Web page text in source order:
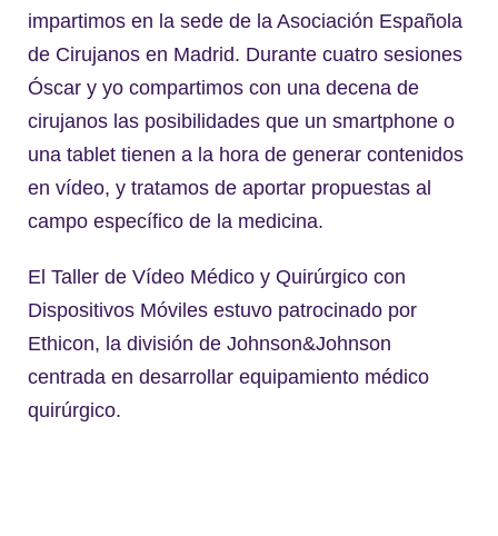
impartimos en la sede de la Asociación Española
de Cirujanos en Madrid. Durante cuatro sesiones
Óscar y yo compartimos con una decena de
cirujanos las posibilidades que un smartphone o
una tablet tienen a la hora de generar contenidos
en vídeo, y tratamos de aportar propuestas al
campo específico de la medicina.
El Taller de Vídeo Médico y Quirúrgico con
Dispositivos Móviles estuvo patrocinado por
Ethicon, la división de Johnson&Johnson
centrada en desarrollar equipamiento médico
quirúrgico.